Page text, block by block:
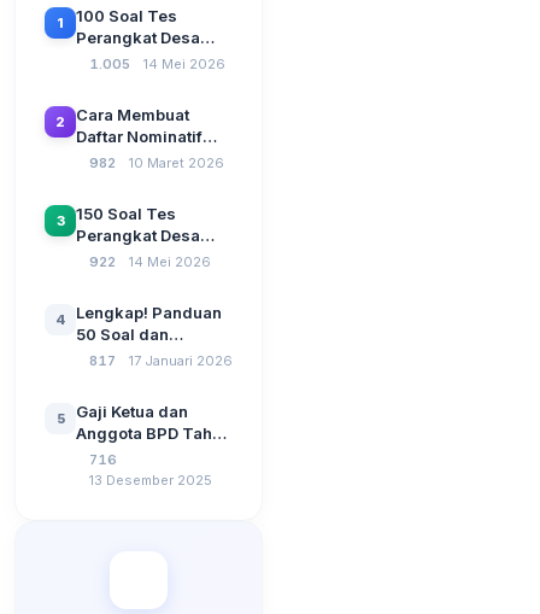
1
100 Soal Tes
Perangkat Desa
Terbaru 2026
CAT Berbasis UU
Desa No. 3 Tahun
2024
1.005 14 Mei 2026
2
Cara Membuat
Daftar Nominatif
Siltap di Aplikasi
SPP Pencairan
Dana Desa
982 10 Maret 2026
3
150 Soal Tes
Perangkat Desa
2026: Administrasi
Kebangsaan, dan
Komputer Beserta
Jawaban Paling
922 14 Mei 2026
4
Lengkap! Panduan
50 Soal dan
Jawaban Tes
Berdasarkan UU No
3 Tahun 2024
817 17 Januari 2026
5
Gaji Ketua dan
Anggota BPD Tahun
2026, Berapa
Besarannya? Ada
716
13 Desember 2025